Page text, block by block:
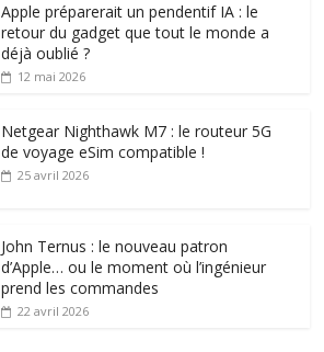
Apple préparerait un pendentif IA : le
retour du gadget que tout le monde a
déjà oublié ?
12 mai 2026
Netgear Nighthawk M7 : le routeur 5G
de voyage eSim compatible !
25 avril 2026
John Ternus : le nouveau patron
d’Apple… ou le moment où l’ingénieur
prend les commandes
22 avril 2026